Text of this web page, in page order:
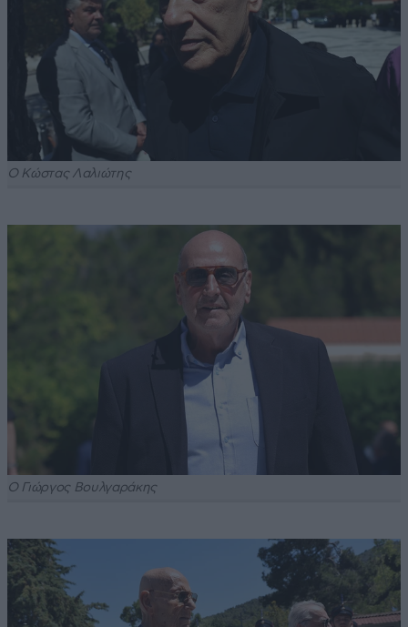
Ο Κώστας Λαλιώτης
Ο Γιώργος Βουλγαράκης